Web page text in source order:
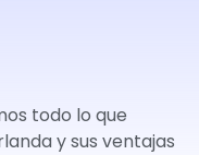
todo lo que
y sus ventajas